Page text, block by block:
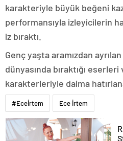
karakteriyle büyük beğeni
performansıyla izleyicilerin
iz bıraktı.
Genç yaşta aramızdan
dünyasında bıraktığı
karakterleriyle daima
#Eceİrtem Ece İrtem